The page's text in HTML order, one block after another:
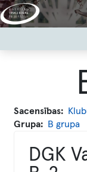
Pārlekt
uz
menu
Sacensības
Grupa
B grupa
DGK